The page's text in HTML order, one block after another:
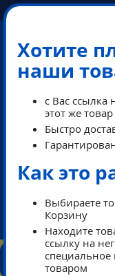
КАТАЛОГ
Хотите
наши
с Вас ссылка
этот же
Быстро
Как это
Выбираете
Корзину
Находите
ссылку на
товаром